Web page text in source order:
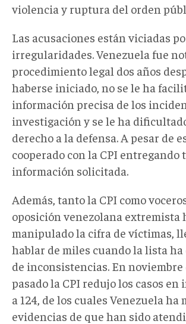
violencia y ruptura del orden
Las acusaciones están viciadas
irregularidades. Venezuela fue
procedimiento legal dos años
haberse iniciado, no se le ha
información precisa de los
investigación y se le ha
derecho a la defensa. A pesar de
cooperado con la CPI entregando
información solicitada.
Además, tanto la CPI como
oposición venezolana extremista
manipulado la cifra de víctimas,
hablar de miles cuando la lista ha
de inconsistencias. En noviembre
pasado la CPI redujo los casos en
a 124, de los cuales Venezuela ha
evidencias de que han sido